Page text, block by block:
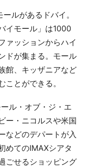
ルがあるドバイ。
イモール」は1000
ァッションからハイ
ドが集まる。モール
館、キッザニアなど
とができる。
ル・オブ・ジ・エ
ー・ニコルスや米国
などのデパートが入
めてのIMAXシアタ
ごせるショッピング